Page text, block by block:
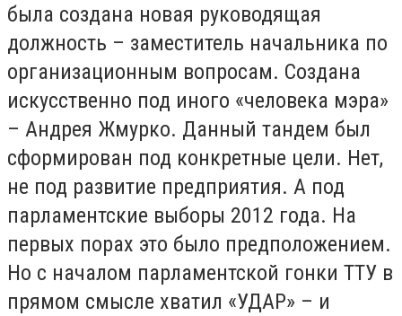
была создана новая руководящая
должность – заместитель начальника по
организационным вопросам. Создана
искусственно под иного «человека мэра»
– Андрея Жмурко. Данный тандем был
сформирован под конкретные цели. Нет,
не под развитие предприятия. А под
парламентские выборы 2012 года. На
первых порах это было предположением.
Но с началом парламентской гонки ТТУ в
прямом смысле хватил «УДАР» – и